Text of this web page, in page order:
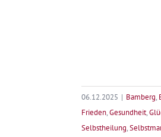
06.12.2025 | Bamberg,
Frieden,Gesundheit,
Selbstheilung,